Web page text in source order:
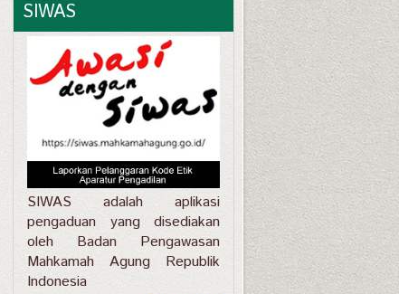
SIWAS
SIWAS adalah aplikasi
pengaduan yang disediakan
oleh Badan Pengawasan
Mahkamah Agung Republik
Indonesia